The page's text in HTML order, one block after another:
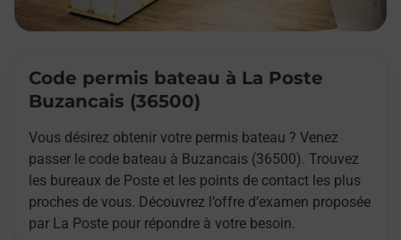
Code permis bateau à La Poste
Buzancais (36500)
Vous désirez obtenir votre permis bateau ? Venez
passer le code bateau à Buzancais (36500). Trouvez
les bureaux de Poste et les points de contact les plus
proches de vous. Découvrez l’offre d’examen proposée
par La Poste pour répondre à votre besoin.